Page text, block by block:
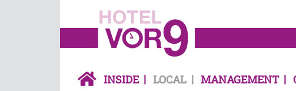
INSIDE LOCAL MANAGEMENT